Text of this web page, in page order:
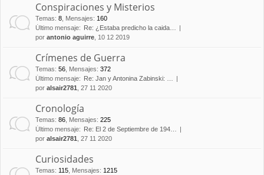
Conspiraciones y Misterios
Temas: 8 Mensajes: 160
Último mensaje:
Re: ¿Estaba predicho la caida…
por antonio aguirre , 10 12 2019
Crímenes de Guerra
Temas: 56 Mensajes: 372
Último mensaje:
Re: Jan y Antonina Zabinski: …
por alsair2781 , 27 11 2020
Cronología
Temas: 86 Mensajes: 225
Último mensaje:
Re: El 2 de Septiembre de 194…
por alsair2781 , 27 11 2020
Curiosidades
Temas: 115 Mensajes: 1215